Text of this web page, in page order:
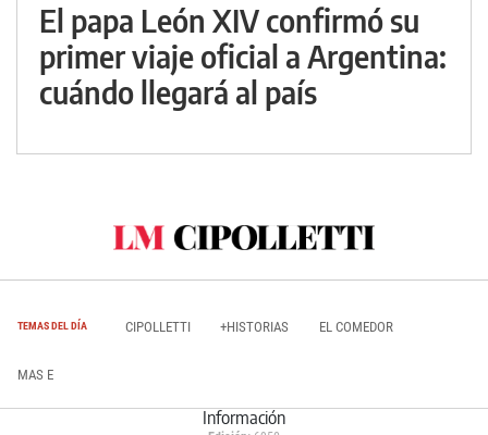
El papa León XIV confirmó su
primer viaje oficial a Argentina:
cuándo llegará al país
TEMAS DEL DÍA CIPOLLETTI +HISTORIAS EL COMEDOR
MAS E
Información